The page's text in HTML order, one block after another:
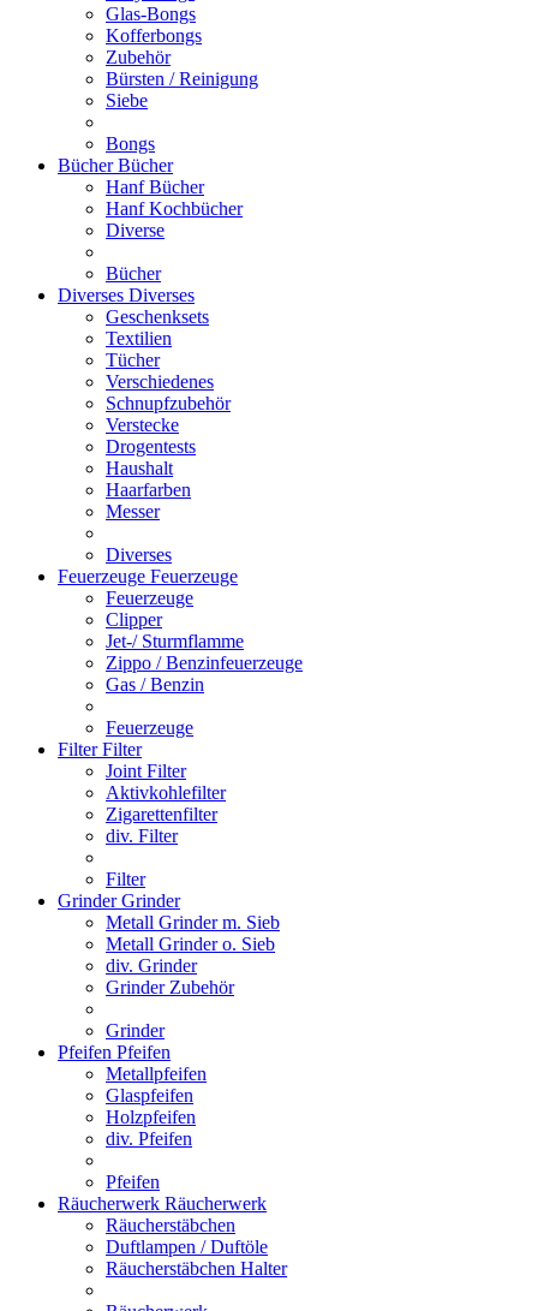
Glas-Bongs
Kofferbongs
Zubehör
Bürsten / Reinigung
Siebe
Bongs
BücherBücher
Hanf Bücher
Hanf Kochbücher
Diverse
Bücher
Diverses Diverses
Geschenksets
Textilien
Tücher
Verschiedenes
Schnupfzubehör
Verstecke
Drogentests
Haushalt
Haarfarben
Messer
Diverses
Feuerzeuge Feuerzeuge
Feuerzeuge
Clipper
Jet-/ Sturmflamme
Zippo / Benzinfeuerzeuge
Gas / Benzin
Feuerzeuge
FilterFilter
Joint Filter
Aktivkohlefilter
Zigarettenfilter
div. Filter
Filter
GrinderGrinder
Metall Grinder m. Sieb
Metall Grinder o. Sieb
div. Grinder
Grinder Zubehör
Grinder
Pfeifen Pfeifen
Metallpfeifen
Glaspfeifen
Holzpfeifen
div. Pfeifen
Pfeifen
Räucherwerk Räucherwerk
Räucherstäbchen
Duftlampen / Duftöle
Räucherstäbchen Halter